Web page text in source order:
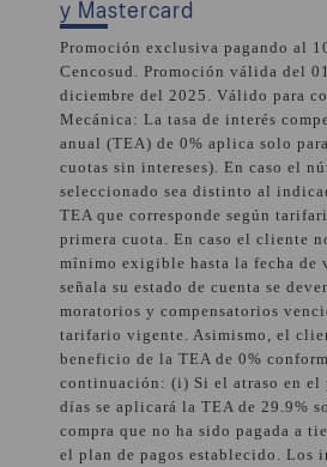
y Mastercard
Promoción exclusiva pagando al
Cencosud. Promoción válida del
diciembre del 2025. Válido para
Mecánica: La tasa de interés
anual (TEA) de 0% aplica solo
cuotas sin intereses). En caso el
seleccionado sea distinto al
TEA que corresponde según
primera cuota. En caso el cliente
mínimo exigible hasta la fecha de
señala su estado de cuenta se
moratorios y compensatorios
tarifario vigente. Asimismo, el
beneficio de la TEA de 0%
continuación: (i) Si el atraso en el
días se aplicará la TEA de 29.9%
compra que no ha sido pagada a
el plan de pagos establecido. Los